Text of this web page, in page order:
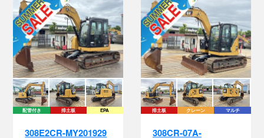
配管付き 排土板 EPA
308E2CR-MY201929
排土板 クレーン マルチ
308CR-07A-